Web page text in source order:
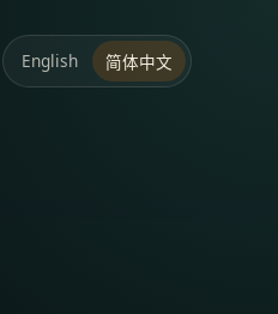
English 简体中文